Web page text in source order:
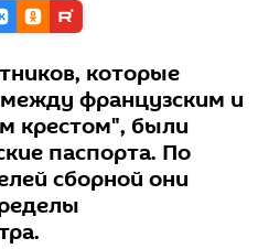
которые
французским и
крестом", были
паспорта. По
сборной они